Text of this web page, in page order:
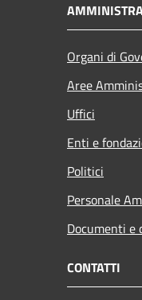
Organi di
Aree
Uffici
Enti e
Politici
Personale
Documenti e
CONTATTI